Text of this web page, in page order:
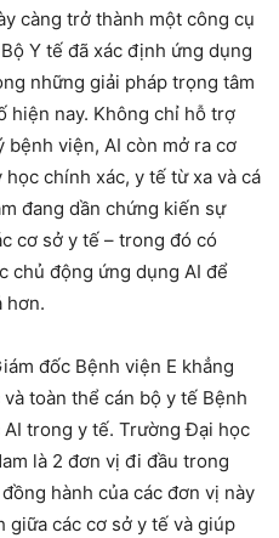
càng trở thành một công cụ
Y tế đã xác định ứng dụng
những giải pháp trọng tâm
hiện nay. Không chỉ hỗ trợ
viện, AI còn mở ra cơ
chính xác, y tế từ xa và cá
đang dần chứng kiến sự
cơ sở y tế – trong đó có
chủ động ứng dụng AI để
hơn.
đốc Bệnh viện E khẳng
toàn thể cán bộ y tế Bệnh
trong y tế. Trường Đại học
là 2 đơn vị đi đầu trong
hành của các đơn vị này
giữa các cơ sở y tế và giúp